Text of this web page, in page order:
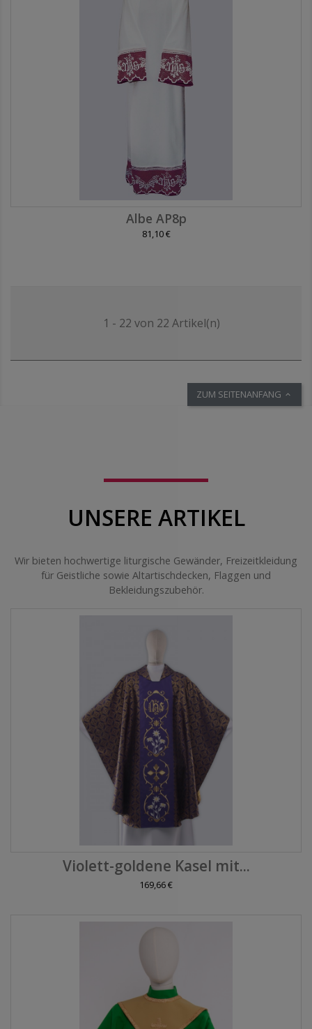
Albe AP8p
81,10 €
1 - 22 von 22 Artikel(n)
ZUM SEITENANFANG 
UNSERE ARTIKEL
Wir bieten hochwertige liturgische Gewänder, Freizeitkleidung
für Geistliche sowie Altartischdecken, Flaggen und
Bekleidungszubehör.
Violett-goldene Kasel mit...
169,66 €